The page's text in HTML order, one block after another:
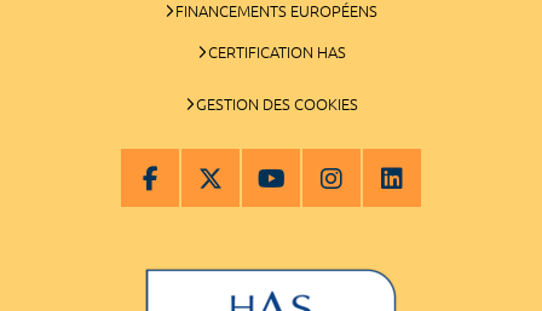
FINANCEMENTS EUROPÉENS
CERTIFICATION HAS
GESTION DES COOKIES